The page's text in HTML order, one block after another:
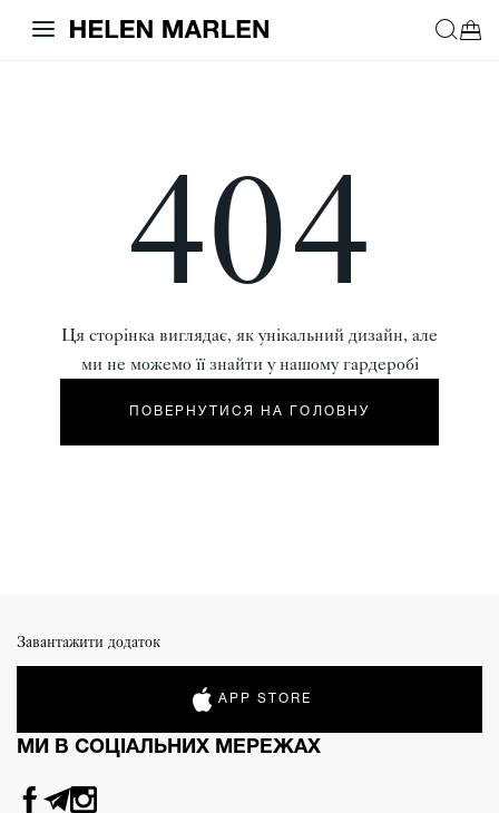
404
Ця сторінка виглядає, як унікальний дизайн, але
ми не можемо її знайти у нашому гардеробі
ПОВЕРНУТИСЯ НА ГОЛОВНУ
Завантажити додаток
APP STORE
МИ В СОЦІАЛЬНИХ МЕРЕЖАХ